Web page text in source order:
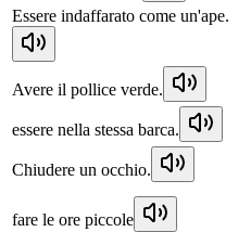
Essere indaffarato come un'ape.
Avere il pollice verde.
essere nella stessa barca.
Chiudere un occhio.
fare le ore piccole